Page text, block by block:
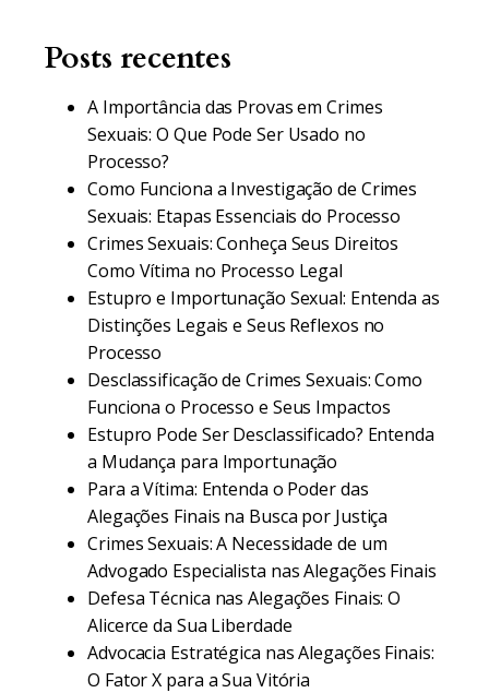
Posts recentes
A Importância das Provas em Crimes
Sexuais: O Que Pode Ser Usado no
Processo?
Como Funciona a Investigação de Crimes
Sexuais: Etapas Essenciais do Processo
Crimes Sexuais: Conheça Seus Direitos
Como Vítima no Processo Legal
Estupro e Importunação Sexual: Entenda as
Distinções Legais e Seus Reflexos no
Processo
Desclassificação de Crimes Sexuais: Como
Funciona o Processo e Seus Impactos
Estupro Pode Ser Desclassificado? Entenda
a Mudança para Importunação
Para a Vítima: Entenda o Poder das
Alegações Finais na Busca por Justiça
Crimes Sexuais: A Necessidade de um
Advogado Especialista nas Alegações Finais
Defesa Técnica nas Alegações Finais: O
Alicerce da Sua Liberdade
Advocacia Estratégica nas Alegações Finais:
O Fator X para a Sua Vitória